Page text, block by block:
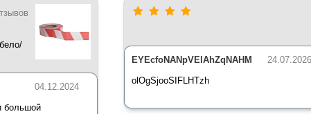
04.12.2024
большой
24.07.2026
EYEcfoNANpVElAhZqNAHM
olOgSjooSIFLHTzh